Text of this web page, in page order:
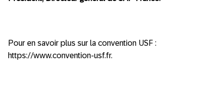
Pour en savoir plus sur la convention USF :
https://www.convention-usf.fr.